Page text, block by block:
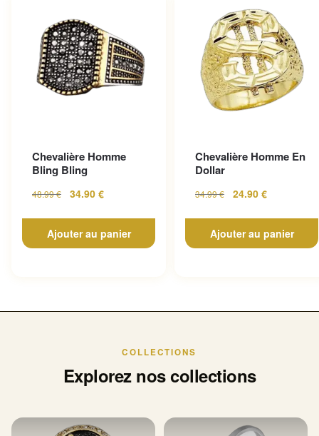
Chevalière Homme
Bling Bling
48.99€ 34.90 €
Ajouter au panier
Chevalière Homme En
Dollar
34.99€ 24.90 €
Ajouter au panier
COLLECTIONS
Explorez nos collections